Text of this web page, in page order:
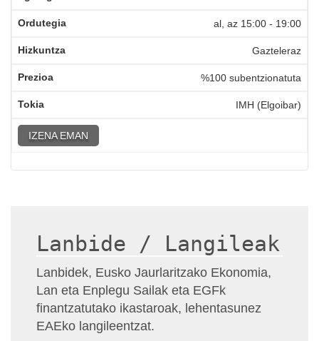
al, az 15:00 - 19:00
Gazteleraz
%100 subentzionatuta
IMH (Elgoibar)
IZENA EMAN
Lanbide / Langileak
Lanbidek, Eusko Jaurlaritzako Ekonomia,
Lan eta Enplegu Sailak eta EGFk
finantzatutako ikastaroak, lehentasunez
EAEko langileentzat.